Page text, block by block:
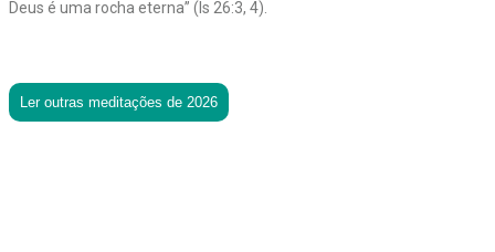
Deus é uma rocha eterna” (Is 26:3, 4).
Ler outras meditações de 2026